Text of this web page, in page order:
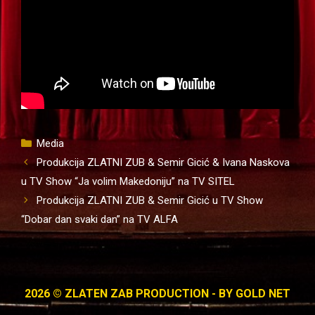
Kategorije
Media
Produkcija ZLATNI ZUB & Semir Gicić & Ivana Naskova
u TV Show “Ja volim Makedoniju” na TV SITEL
Produkcija ZLATNI ZUB & Semir Gicić u TV Show
“Dobar dan svaki dan” na TV ALFA
2026 © ZLATEN ZAB PRODUCTION - BY GOLD NET